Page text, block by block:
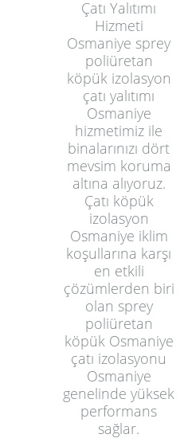
Çatı Yalıtımı
Hizmeti
Osmaniye sprey
poliüretan
köpük izolasyon
çatı yalıtımı
Osmaniye
hizmetimiz ile
binalarınızı dört
mevsim koruma
altına alıyoruz.
Çatı köpük
izolasyon
Osmaniye iklim
koşullarına karşı
en etkili
çözümlerden biri
olan sprey
poliüretan
köpük Osmaniye
çatı izolasyonu
Osmaniye
genelinde yüksek
performans
sağlar.